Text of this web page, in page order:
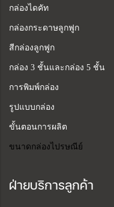
กล่องไดคัท
กล่องกระดาษลูกฟูก
สีกล่องลูกฟูก
กล่อง 3 ชั้นและกล่อง 5 ชั้น
การพิมพ์กล่อง
รูปแบบกล่อง
ขั้นตอนการผลิต
ขนาดกล่องไปรษณีย์
ฝ่ายบริการลูกค้า